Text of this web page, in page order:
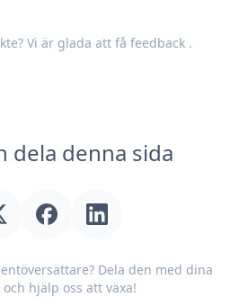
Vi är glada att få feedback .
dela denna sida
Dela den med dina
hjälp oss att växa!